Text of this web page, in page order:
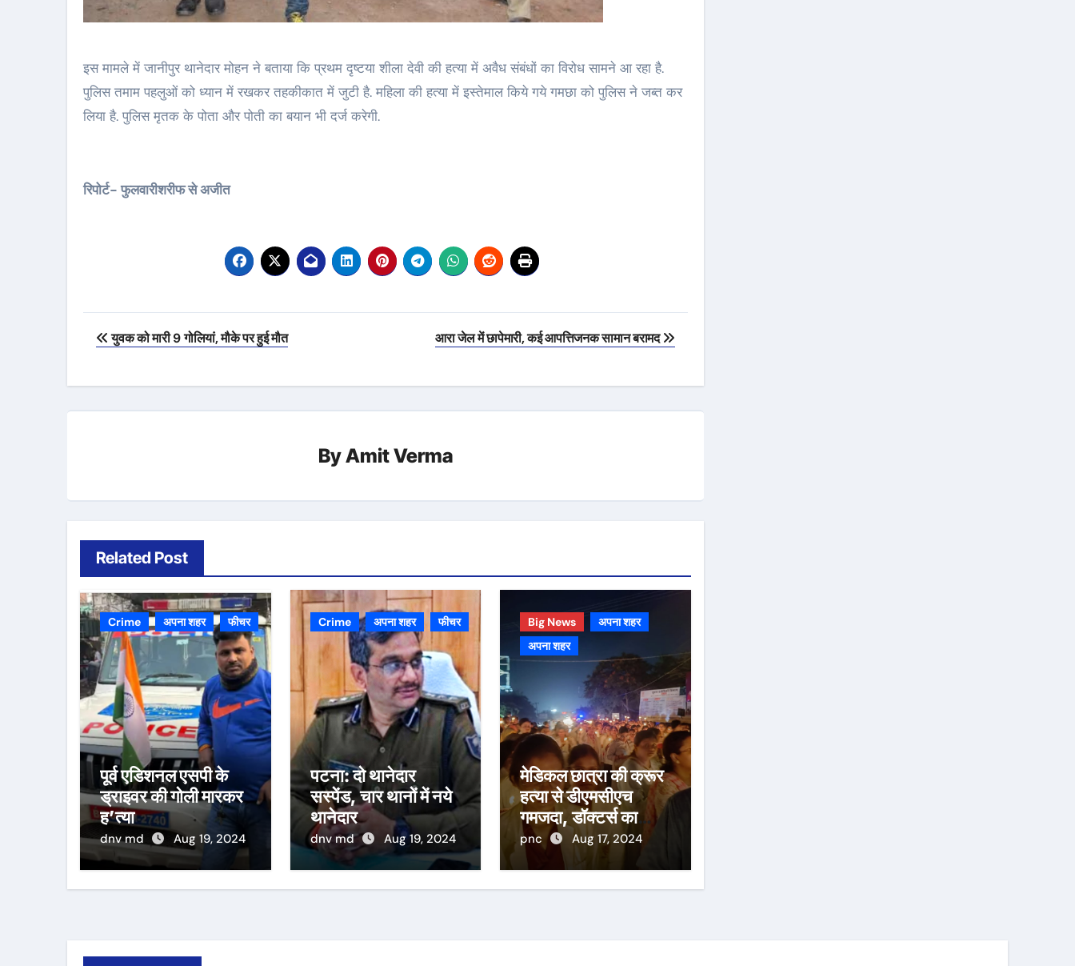
इस मामले में जानीपुर थानेदार मोहन ने बताया कि प्रथम दृष्टया शीला देवी की हत्या में अवैध संबंधों का विरोध सामने आ रहा है.
पुलिस तमाम पहलुओं को ध्यान में रखकर तहकीकात में जुटी है. महिला की हत्या में इस्तेमाल किये गये गमछा को पुलिस ने जब्त कर
लिया है. पुलिस मृतक के पोता और पोती का बयान भी दर्ज करेगी.
रिपोर्ट- फुलवारीशरीफ से अजीत
Post
युवक को मारी 9 गोलियां, मौके पर हुई मौत आरा जेल में छापेमारी, कई आपत्तिजनक सामान बरामद
ByAmit Verma
Related Post
Crime अपना शहर फीचर
पूर्व एडिशनल एसपी के
ड्राइवर की गोली मारकर
ह’त्या
dnv md Aug 19, 2024
Crime अपना शहर फीचर
पटना: दो थानेदार
सस्पेंड, चार थानों में नये
थानेदार
dnv md Aug 19, 2024
Big News
अपना शहर
अपना शहर
मेडिकल छात्रा की क्रूर
हत्या से डीएमसीएच
गमजदा, डॉक्टर्स का
कैंडल मार्च
pnc Aug 17, 2024